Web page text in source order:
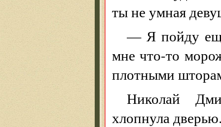
ты не умная
— Я пойду
мне что-то
плотными
Николай
хлопнула